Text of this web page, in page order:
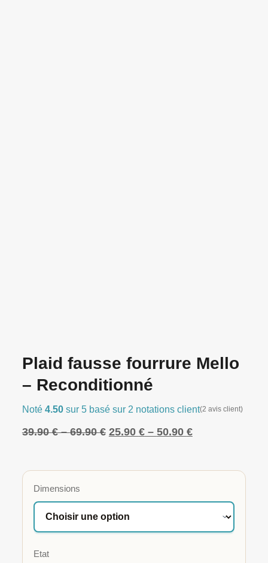
Plaid fausse fourrure Mello
– Reconditionné
Noté 4.50sur 5 basé sur 2 notations client(2 avis client)
39.90€–69.90€ 25.90 €– 50.90 €
Dimensions
Etat